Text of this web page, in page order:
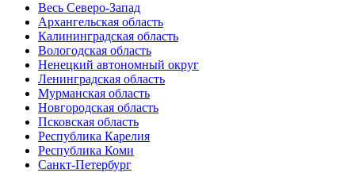
Весь Северо-Запад
Архангельская область
Калининградская область
Вологодская область
Ненецкий автономный округ
Ленинградская область
Мурманская область
Новгородская область
Псковская область
Республика Карелия
Республика Коми
Санкт-Петербург